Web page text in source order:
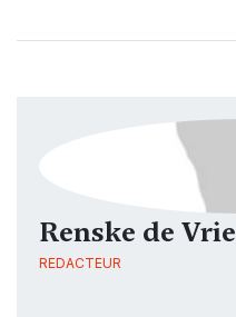
Renske de
REDACTEUR